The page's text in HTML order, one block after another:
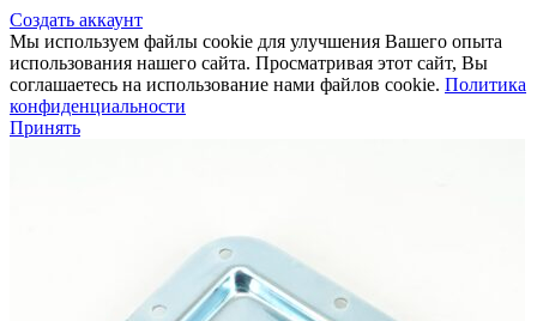
Создать аккаунт
Мы используем файлы cookie для улучшения Вашего опыта
использования нашего сайта. Просматривая этот сайт, Вы
соглашаетесь на использование нами файлов cookie. Политика
конфиденциальности
Принять